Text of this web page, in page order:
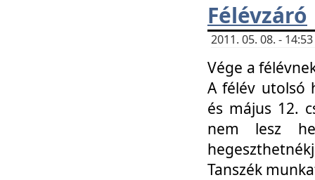
Félévzáró
2011. 05. 08. -
Vége a
A félév utolsó
és május 12.
nem lesz
Tanszék